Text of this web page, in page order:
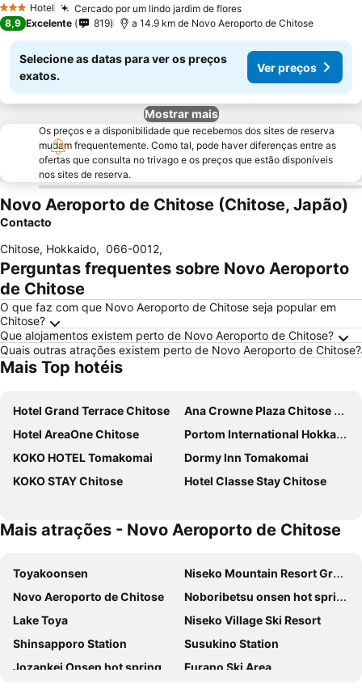
3 EstrelasHotel Cercado por um lindo jardim de flores
8,9 Excelente 819 a 14.9 km de Novo Aeroporto de Chitose
Selecione as datas para ver os preços
exatos.
Ver preços
Mostrar mais
Os preços e a disponibilidade que recebemos dos sites de reserva
mudam frequentemente. Como tal, pode haver diferenças entre as
ofertas que consulta no trivago e os preços que estão disponíveis
nos sites de reserva.
Novo Aeroporto de Chitose (Chitose, Japão)
Contacto
Chitose, Hokkaido, 066-0012,
Perguntas frequentes sobre Novo Aeroporto
de Chitose
O que faz com que Novo Aeroporto de Chitose seja popular em
Chitose?
Que alojamentos existem perto de Novo Aeroporto de Chitose?
Quais outras atrações existem perto de Novo Aeroporto de Chitose?
Mais Top hotéis
Hotel Grand Terrace Chitose
Ana Crowne Plaza Chitose By Ihg
Hotel AreaOne Chitose
Portom International Hokkaido
KOKO HOTEL Tomakomai
Dormy Inn Tomakomai
KOKO STAY Chitose
Hotel Classe Stay Chitose
Mais atrações - Novo Aeroporto de Chitose
Toyakoonsen
Niseko Mountain Resort Gran Hirafu Ski
Novo Aeroporto de Chitose
Noboribetsu onsen hot spring
Lake Toya
Niseko Village Ski Resort
Shinsapporo Station
Susukino Station
Jozankei Onsen hot spring
Furano Ski Area